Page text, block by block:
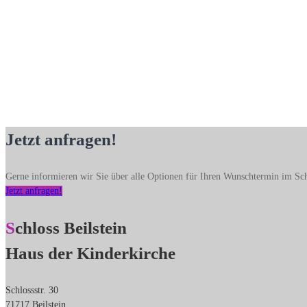
Jetzt anfragen!
Gerne informieren wir Sie über alle Optionen für Ihren Wunschtermin im
Jetzt anfragen!
Schloss Beilstein
Haus der Kinderkirche
Schlossstr. 30
71717 Beilstein